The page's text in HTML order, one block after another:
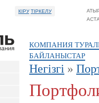
КІРУ ТІРКЕЛУ
КОМПАНИЯ
БАЙЛАНЫСТАР
Негізгі »